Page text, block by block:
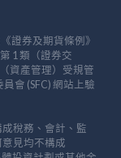
證券及期貨條例》
1 類（證券交
資產管理）受規管
會 (SFC) 網站上驗
稅務、會計、監
見均不構成